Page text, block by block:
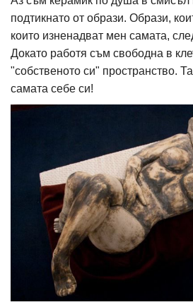
подтикнато от образи. Образи,
които изненадват мен самата,
Докато работя съм свободна в
"собственото си" пространство.
самата себе си!